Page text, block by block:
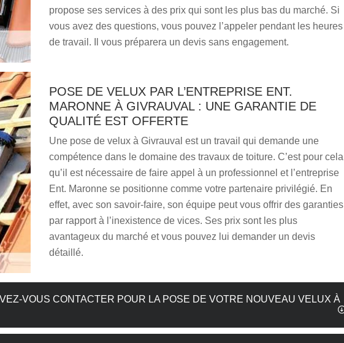
propose ses services à des prix qui sont les plus bas du marché. Si
vous avez des questions, vous pouvez l’appeler pendant les heures
de travail. Il vous préparera un devis sans engagement.
POSE DE VELUX PAR L’ENTREPRISE ENT.
MARONNE À GIVRAUVAL : UNE GARANTIE DE
QUALITÉ EST OFFERTE
Une pose de velux à Givrauval est un travail qui demande une
compétence dans le domaine des travaux de toiture. C’est pour cela
qu’il est nécessaire de faire appel à un professionnel et l’entreprise
Ent. Maronne se positionne comme votre partenaire privilégié. En
effet, avec son savoir-faire, son équipe peut vous offrir des garanties
par rapport à l’inexistence de vices. Ses prix sont les plus
avantageux du marché et vous pouvez lui demander un devis
détaillé.
VOUS CONTACTER POUR LA POSE DE VOTRE NOUVEAU VELUX À